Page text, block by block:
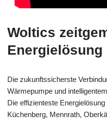
Woltics
Energielösung
Die zukunftssicherste
Wärmepumpe und
Die effizienteste
Küchenberg, Mennrath,